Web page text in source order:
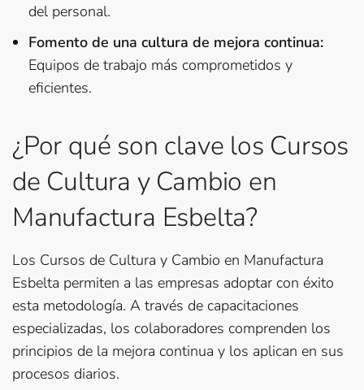
del personal.
Fomento de una cultura de mejora continua:
Equipos de trabajo más comprometidos y
eficientes.
¿Por qué son clave los Cursos
de Cultura y Cambio en
Manufactura Esbelta?
Los Cursos de Cultura y Cambio en Manufactura
Esbelta permiten a las empresas adoptar con éxito
esta metodología. A través de capacitaciones
especializadas, los colaboradores comprenden los
principios de la mejora continua y los aplican en sus
procesos diarios.